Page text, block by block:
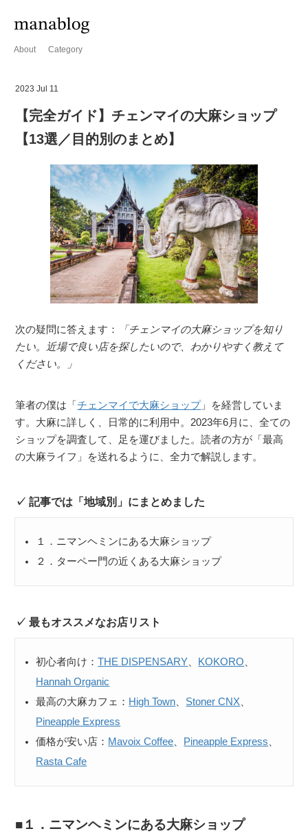
About Category
2023 Jul 11
【完全ガイド】チェンマイの大麻ショップ
【13選／目的別のまとめ】
次の疑問に答えます：
「チェンマイの大麻ショップを知り
たい。近場で良い店を探したいので、わかりやすく教えて
ください。」
筆者の僕は「チェンマイで大麻ショップ」を経営していま
す。大麻に詳しく、日常的に利用中。2023年6月に、全ての
ショップを調査して、足を運びました。読者の方が「最高
の大麻ライフ」を送れるように、全力で解説します。
記事では「地域別」にまとめました
１．ニマンヘミンにある大麻ショップ
２．ターペー門の近くある大麻ショップ
最もオススメなお店リスト
初心者向け：THE DISPENSARY KOKORO
Hannah Organic
最高の大麻カフェ： High Town Stoner CNX
Pineapple Express
価格が安い店： Mavoix Coffee Pineapple Express
Rasta Cafe
１．ニマンヘミンにある大麻ショップ